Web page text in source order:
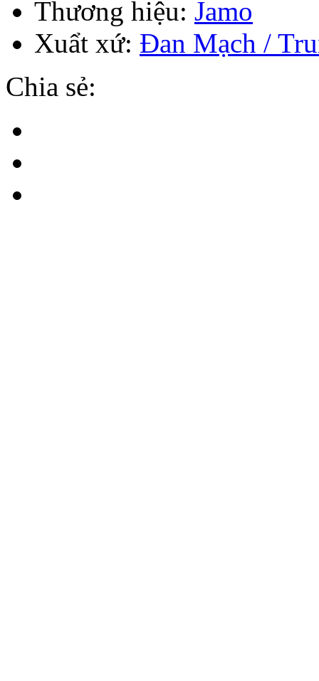
Thương hiệu: Jamo
Xuẩt xứ: Đan Mạch /
Chia sẻ: